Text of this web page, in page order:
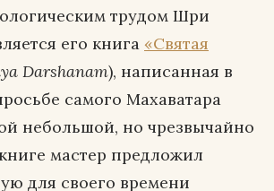
трудом Шри
его книга «Святая
Darshanam), написанная в
самого Махаватара
небольшой, но чрезвычайно
мастер предложил
для своего времени